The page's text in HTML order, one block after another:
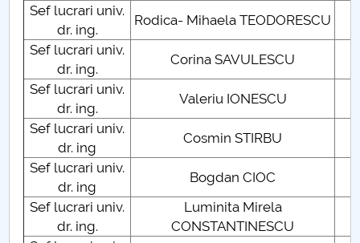
Protection des données personnelles
Université pour la communauté
Études doctorales
Comisie de etica unversitară
Evenimente CUP
Accesibilitate pentru studenții cu dizabilități
Sef lucrari univ.
dr. ing.
Rodica- Mihaela TEODORESCU
Sef lucrari univ.
dr. ing.
Corina SAVULESCU
Sef lucrari univ.
dr. ing.
Valeriu IONESCU
Sef lucrari univ.
dr. ing
Cosmin STIRBU
Sef lucrari univ.
dr. ing
Bogdan CIOC
Sef lucrari univ.
dr. ing.
Luminita Mirela
CONSTANTINESCU